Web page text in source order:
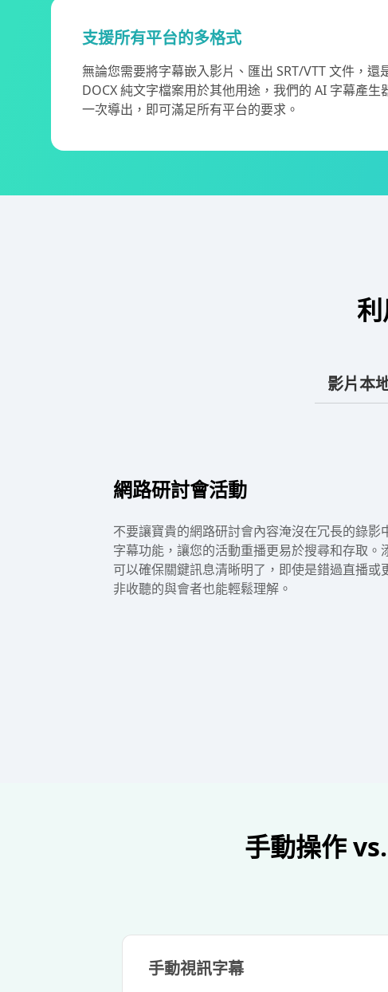
支援所有平台的多格式
無論您需要將字幕嵌入影片、匯出 SRT/VTT 文件，還
DOCX 純文字檔案用於其他用途，我們的 AI 字幕產生
一次導出，即可滿足所有平台的要求。
影片本
網路研討會活動
不要讓寶貴的網路研討會內容淹沒在冗長的錄影
字幕功能，讓您的活動重播更易於搜尋和存取。
可以確保關鍵訊息清晰明了，即使是錯過直播或
非收聽的與會者也能輕鬆理解。
手動操作
手動視訊字幕